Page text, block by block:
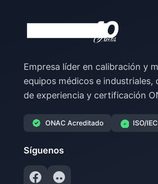
Empresa líder en calibración y
equipos médicos e industriales,
de experiencia y certificación
ONAC Acreditado ISO/
Síguenos